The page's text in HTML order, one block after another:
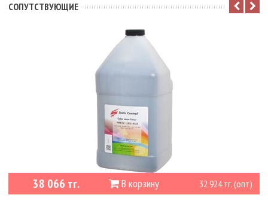
CОПУТСТВУЮЩИЕ
В корзину
38 066 тг. 32 924 тг. (опт)